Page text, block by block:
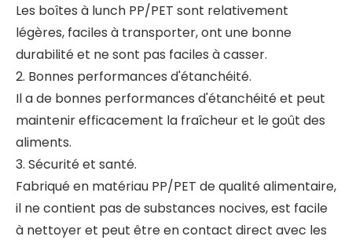
Les boîtes à lunch PP/PET sont relativement
légères, faciles à transporter, ont une bonne
durabilité et ne sont pas faciles à casser.
2. Bonnes performances d'étanchéité.
Il a de bonnes performances d'étanchéité et peut
maintenir efficacement la fraîcheur et le goût des
aliments.
3. Sécurité et santé.
Fabriqué en matériau PP/PET de qualité alimentaire,
il ne contient pas de substances nocives, est facile
à nettoyer et peut être en contact direct avec les